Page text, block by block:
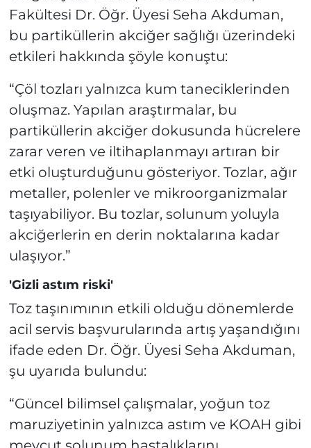
Fakültesi Dr. Öğr. Üyesi Seha Akduman,
bu partiküllerin akciğer sağlığı üzerindeki
etkileri hakkında şöyle konuştu:
“Çöl tozları yalnızca kum taneciklerinden
oluşmaz. Yapılan araştırmalar, bu
partiküllerin akciğer dokusunda hücrelere
zarar veren ve iltihaplanmayı artıran bir
etki oluşturduğunu gösteriyor. Tozlar, ağır
metaller, polenler ve mikroorganizmalar
taşıyabiliyor. Bu tozlar, solunum yoluyla
akciğerlerin en derin noktalarına kadar
ulaşıyor.”
'Gizli astım riski'
Toz taşınımının etkili olduğu dönemlerde
acil servis başvurularında artış yaşandığını
ifade eden Dr. Öğr. Üyesi Seha Akduman,
şu uyarıda bulundu:
“Güncel bilimsel çalışmalar, yoğun toz
maruziyetinin yalnızca astım ve KOAH gibi